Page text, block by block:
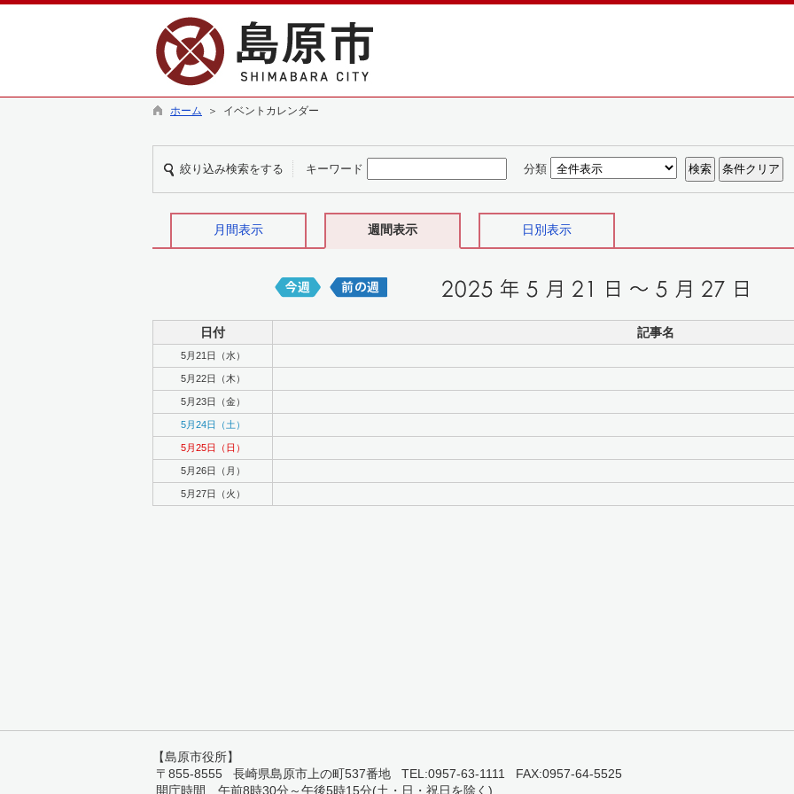
ホーム ＞ イベントカレンダー
絞り込み検索をする キーワード 分類
月間表示 週間表示 日別表示
日付 記事名
5月21日（水）
5月22日（木）
5月23日（金）
5月24日（土）
5月25日（日）
5月26日（月）
5月27日（火）
【島原市役所】
〒855-8555 長崎県島原市上の町537番地 TEL:0957-63-1111 FAX:0957-64-5525
開庁時間 午前8時30分～午後5時15分(土・日・祝日を除く)